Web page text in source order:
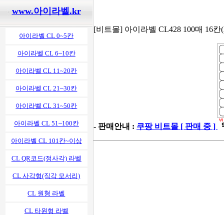
www.아이라벨.kr
아이라벨 CL 0~5칸
아이라벨 CL 6~10칸
아이라벨 CL 11~20칸
아이라벨 CL 21~30칸
아이라벨 CL 31~50칸
아이라벨 CL 51~100칸
아이라벨 CL 101칸~이상
CL QR코드(정사각) 라벨
CL 사각형(직각 모서리)
CL 원형 라벨
CL 타원형 라벨
[비트몰] 아이라벨 CL428 100매 16
- 판매안내 : 쿠팡 비트몰 [ 판매 중 ]